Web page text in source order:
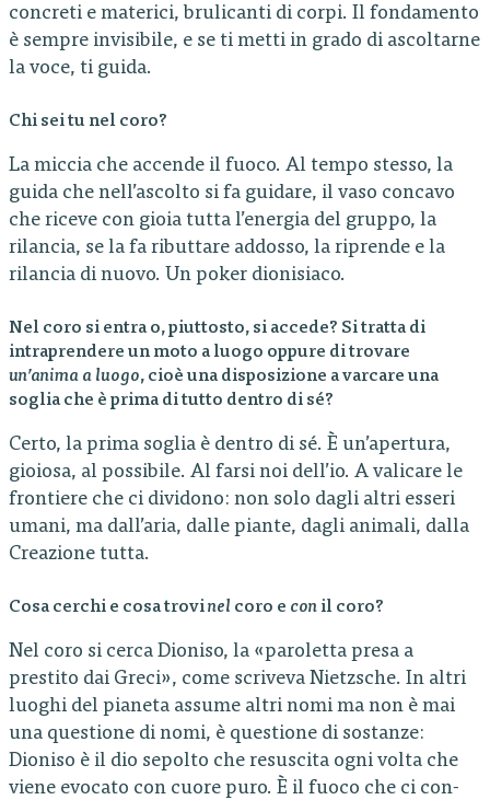
concreti e materici, brulicanti di corpi. Il fondamento
è sempre invisibile, e se ti metti in grado di ascoltarne
la voce, ti guida.
Chi sei tu nel coro?
La miccia che accende il fuoco. Al tempo stesso, la
guida che nell’ascolto si fa guidare, il vaso concavo
che riceve con gioia tutta l’energia del gruppo, la
rilancia, se la fa ributtare addosso, la riprende e la
rilancia di nuovo. Un poker dionisiaco.
Nel coro si entra o, piuttosto, si accede? Si tratta di
intraprendere un moto a luogo oppure di trovare
un’anima a luogo, cioè una disposizione a varcare una
soglia che è prima di tutto dentro di sé?
Certo, la prima soglia è dentro di sé. È un’apertura,
gioiosa, al possibile. Al farsi noi dell’io. A valicare le
frontiere che ci dividono: non solo dagli altri esseri
umani, ma dall’aria, dalle piante, dagli animali, dalla
Creazione tutta.
Cosa cerchi e cosa trovinel coro e con il coro?
Nel coro si cerca Dioniso, la «paroletta presa a
prestito dai Greci», come scriveva Nietzsche. In altri
luoghi del pianeta assume altri nomi ma non è mai
una questione di nomi, è questione di sostanze:
Dioniso è il dio sepolto che resuscita ogni volta che
viene evocato con cuore puro. È il fuoco che ci con-